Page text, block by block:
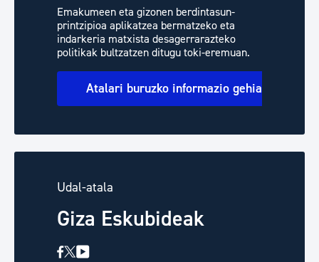
Emakumeen eta gizonen berdintasun-
printzipioa aplikatzea bermatzeko eta
indarkeria matxista desagerrarazteko
politikak bultzatzen ditugu toki-eremuan.
Atalari buruzko informazio gehiago
Udal-atala
Giza Eskubideak